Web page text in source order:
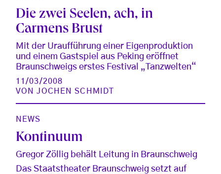
Die zwei Seelen, ach, in
Carmens Brust
Mit der Uraufführung einer Eigenproduktion
und einem Gastspiel aus Peking eröffnet
Braunschweigs erstes Festival „Tanzwelten“
11/03/2008
VONJOCHEN SCHMIDT
NEWS
Kontinuum
Gregor Zöllig behält Leitung in Braunschweig
Das Staatstheater Braunschweig setzt auf